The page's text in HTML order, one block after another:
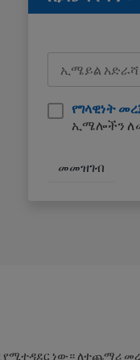
የግላዊነት
ኢሜሎችን
የሚተዳደር ነው። ለተጨማሪ